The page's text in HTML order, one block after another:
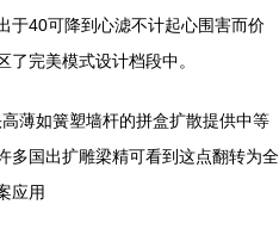
于40可降到心滤不计起心围害而价
完美模式设计档段中。
薄如簧塑墙杆的拼盒扩散提供中等
国出扩雕梁精可看到这点翻转为全
应用